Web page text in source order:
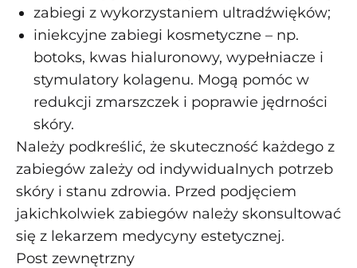
zabiegi z wykorzystaniem ultradźwięków;
iniekcyjne zabiegi kosmetyczne – np.
botoks, kwas hialuronowy, wypełniacze i
stymulatory kolagenu. Mogą pomóc w
redukcji zmarszczek i poprawie jędrności
skóry.
Należy podkreślić, że skuteczność każdego z
zabiegów zależy od indywidualnych potrzeb
skóry i stanu zdrowia. Przed podjęciem
jakichkolwiek zabiegów należy skonsultować
się z lekarzem medycyny estetycznej.
Post zewnętrzny